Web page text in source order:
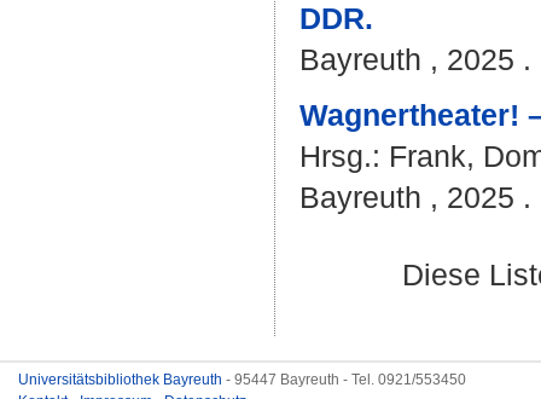
DDR.
Bayreuth , 2025 .
Wagnertheater!
Hrsg.: Frank,
Bayreuth , 2025 .
Diese
Universitätsbibliothek Bayreuth - 95447 Bayreuth - Tel. 0921/553450